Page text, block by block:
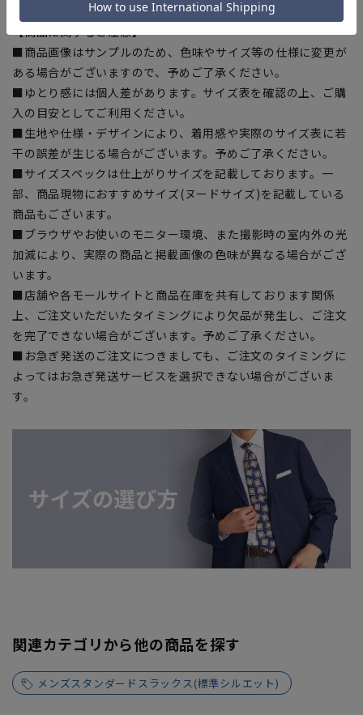
【商品に関するご注意】
■商品画像はサンプルのため、色味やサイズ等の仕様に変更が
ある場合がございますので、予めご了承ください。
■ゆとり感には個人差があります。サイズ表を確認の上、ご購
入の目安としてご利用ください。
■生地や仕様・デザインにより、着用感や実際のサイズ表に若
干の誤差が生じる場合がございます。予めご了承ください。
■サイズスペックは仕上がりサイズを記載しております。一
部、商品現物におすすめサイズ(ヌードサイズ)を記載している
商品もございます。
■ブラウザやお使いのモニター環境、また撮影時の室内外の光
加減により、実際の商品と掲載画像の色味が異なる場合がござ
います。
■店舗や各モールサイトと商品在庫を共有しております関係
上、ご注文いただいたタイミングにより欠品が発生し、ご注文
を完了できない場合がございます。予めご了承ください。
■お急ぎ発送のご注文につきましても、ご注文のタイミングに
よってはお急ぎ発送サービスを選択できない場合がございま
す。
関連カテゴリから他の商品を探す
メンズスタンダードスラックス(標準シルエット)